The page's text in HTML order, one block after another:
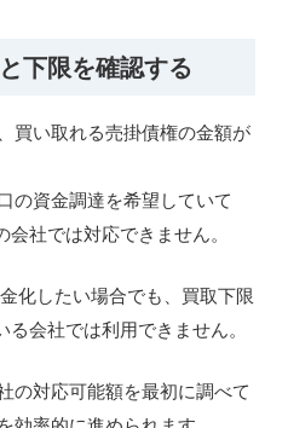
下限を確認する
買い取れる売掛債権の金額が
の資金調達を希望していて
社では対応できません。
化したい場合でも、買取下限
会社では利用できません。
の対応可能額を最初に調べて